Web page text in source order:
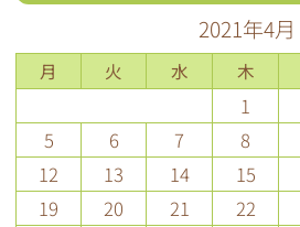
2021年4月
月 火 水 木
1
5
6 7 8
12
13 14 15
19
20 21 22